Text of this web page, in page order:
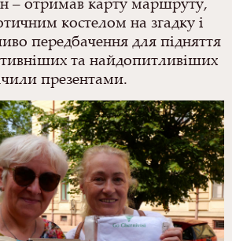
костелом на згадку і
передбачення для підняття
та найдопитливіших
презентами.